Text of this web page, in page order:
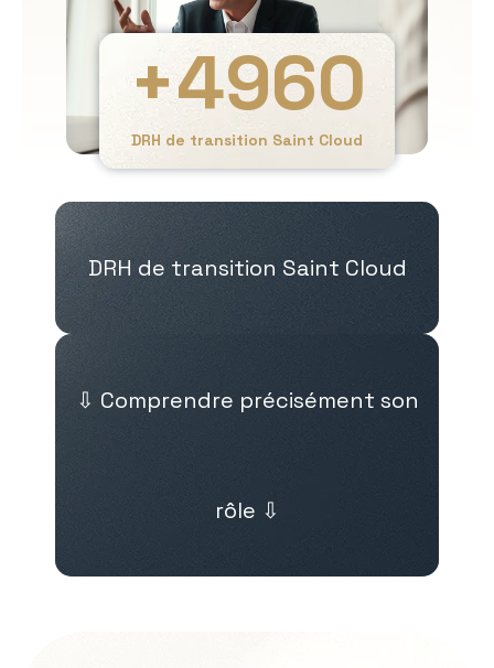
DRH de transition Saint Cloud
+4960
DRH de transition Saint Cloud
⇩ Comprendre précisément son
rôle ⇩